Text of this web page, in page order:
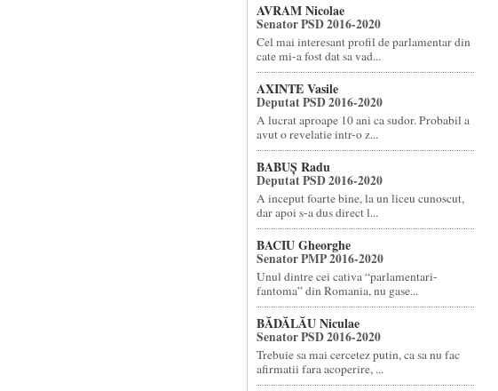
AVRAM Nicolae
Senator PSD 2016-2020
Cel mai interesant profil de parlamentar din
cate mi-a fost dat sa vad...
AXINTE Vasile
Deputat PSD 2016-2020
A lucrat aproape 10 ani ca sudor. Probabil a
avut o revelatie intr-o z...
BABUȘ Radu
Deputat PSD 2016-2020
A inceput foarte bine, la un liceu cunoscut,
dar apoi s-a dus direct l...
BACIU Gheorghe
Senator PMP 2016-2020
Unul dintre cei cativa “parlamentari-
fantoma” din Romania, nu gase...
BĂDĂLĂU Niculae
Senator PSD 2016-2020
Trebuie sa mai cercetez putin, ca sa nu fac
afirmatii fara acoperire, ...